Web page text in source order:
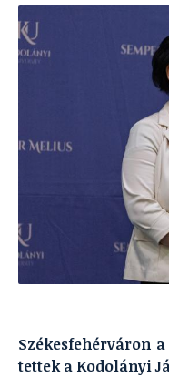
Székesfehérváron
tettek a Kodolányi